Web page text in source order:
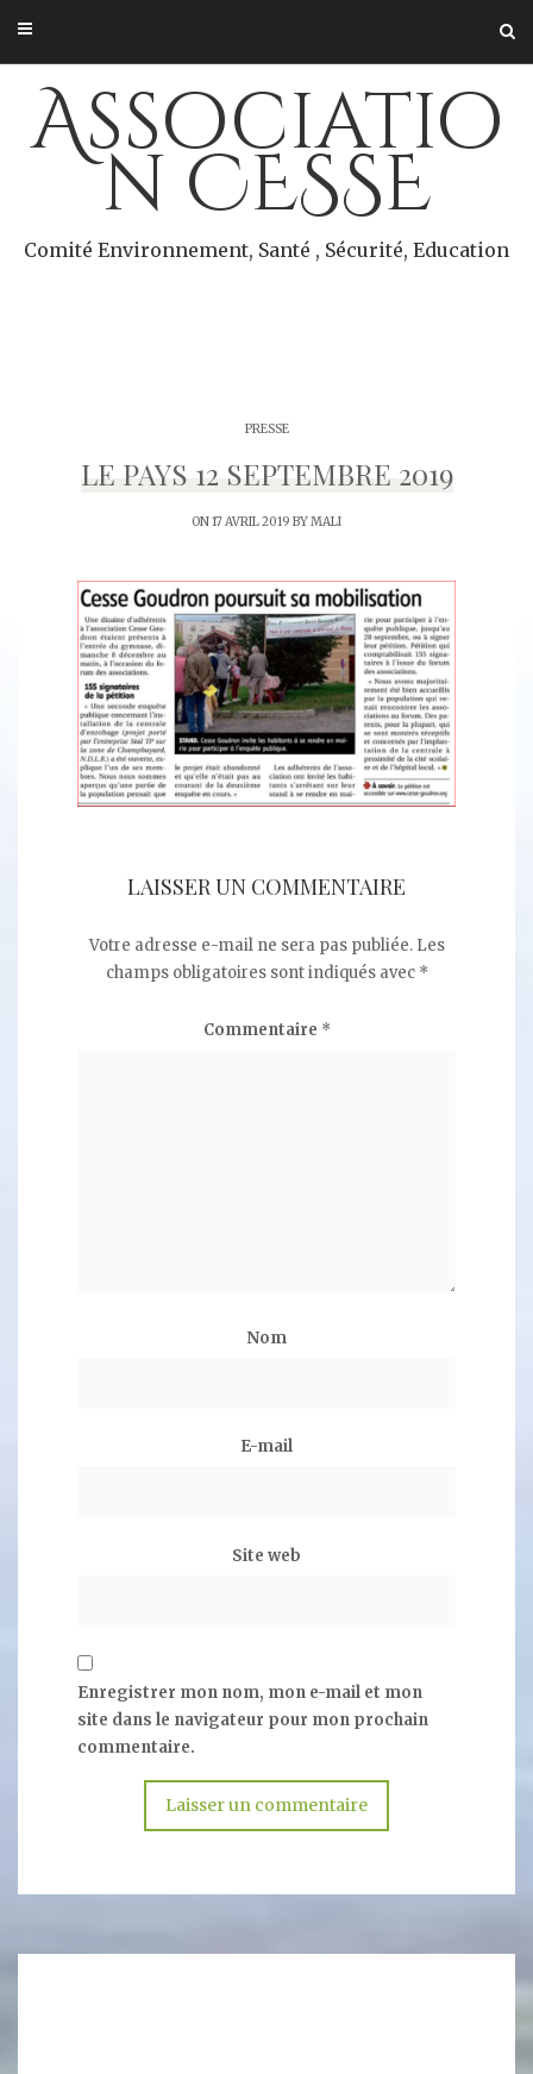
content
Associatio
n CESSE
Comité Environnement, Santé , Sécurité, Education
PRESSE
LE PAYS 12 SEPTEMBRE 2019
ON 17 AVRIL 2019 BYMALI
LAISSER UN COMMENTAIRE
Votre adresse e-mail ne sera pas publiée. Les
champs obligatoires sont indiqués avec *
Commentaire *
Nom
E-mail
Site web
Enregistrer mon nom, mon e-mail et mon
site dans le navigateur pour mon prochain
commentaire.